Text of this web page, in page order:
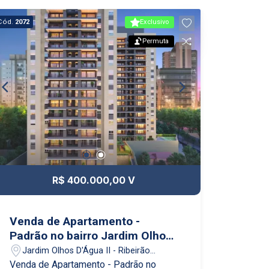
Exclusivo
Permuta
2072
R$ 400.000,00 V
Venda de Apartamento -
Padrão no bairro Jardim Olhos
DÁgua II com 3 dormitórios e 2
garagens - área útil 97,69m2
Jardim Olhos D'Água II - Ribeirão
Preto/SP
Venda de Apartamento - Padrão no